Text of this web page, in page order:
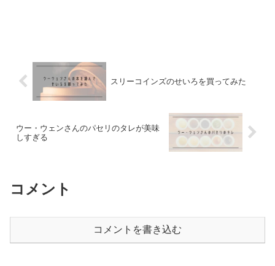
スリーコインズのせいろを買ってみた
ウー・ウェンさんのパセリのタレが美味
しすぎる
コメント
コメントを書き込む